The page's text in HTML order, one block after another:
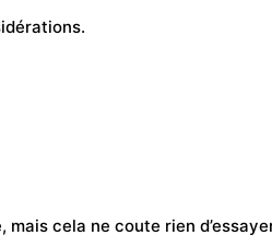
cela ne coute rien